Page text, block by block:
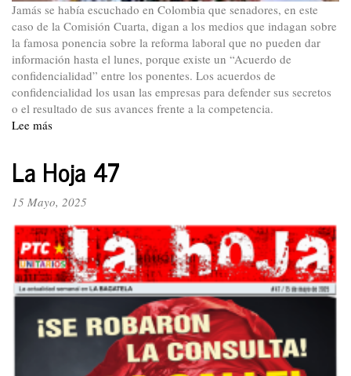
Jamás se había escuchado en Colombia que senadores, en este
caso de la Comisión Cuarta, digan a los medios que indagan sobre
la famosa ponencia sobre la reforma laboral que no pueden dar
información hasta el lunes, porque existe un “Acuerdo de
confidencialidad” entre los ponentes. Los acuerdos de
confidencialidad los usan las empresas para defender sus secretos
o el resultado de sus avances frente a la competencia.
Lee más
la
trampa
de
la
mayoría
de
la
Comisión
del
Senado
La Hoja 47
15 Mayo, 2025